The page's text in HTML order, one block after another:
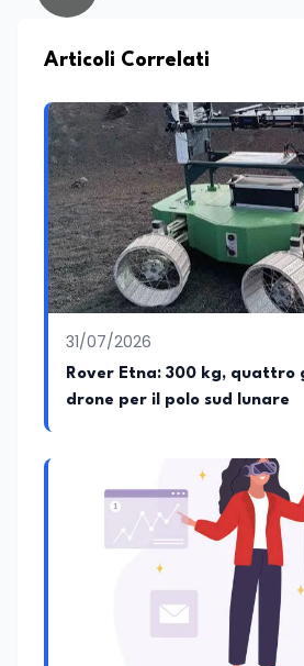
contenuti video
dei cambiamenti
mantenere uno stile
accessibile e attento
le sue passioni ci
la lettura e la stand
interesse che lo
cimentarsi nella
Articoli Correlati
31/07/2026
Rover Etna: 300 kg, quattro
drone per il polo sud lunare